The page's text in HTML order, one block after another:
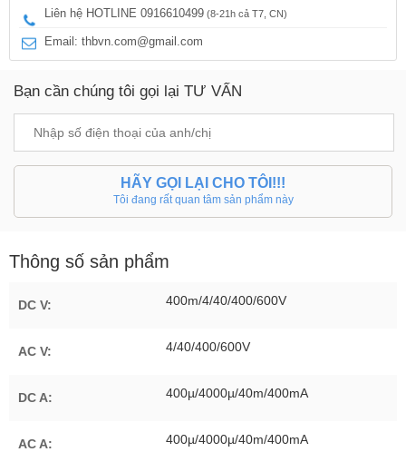
Liên hệ HOTLINE 0916610499 (8-21h cả T7, CN)
Email: thbvn.com@gmail.com
Bạn cần chúng tôi gọi lại TƯ VẤN
HÃY GỌI LẠI CHO TÔI!!!
Tôi đang rất quan tâm sản phẩm này
Thông số sản phẩm
DC V: 400m/4/40/400/600V
AC V: 4/40/400/600V
DC A: 400µ/4000µ/40m/400mA
AC A: 400µ/4000µ/40m/400mA